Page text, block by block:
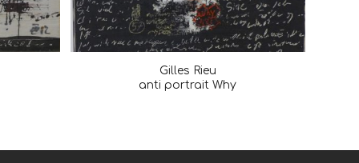
Gilles Rieu
anti portrait Why